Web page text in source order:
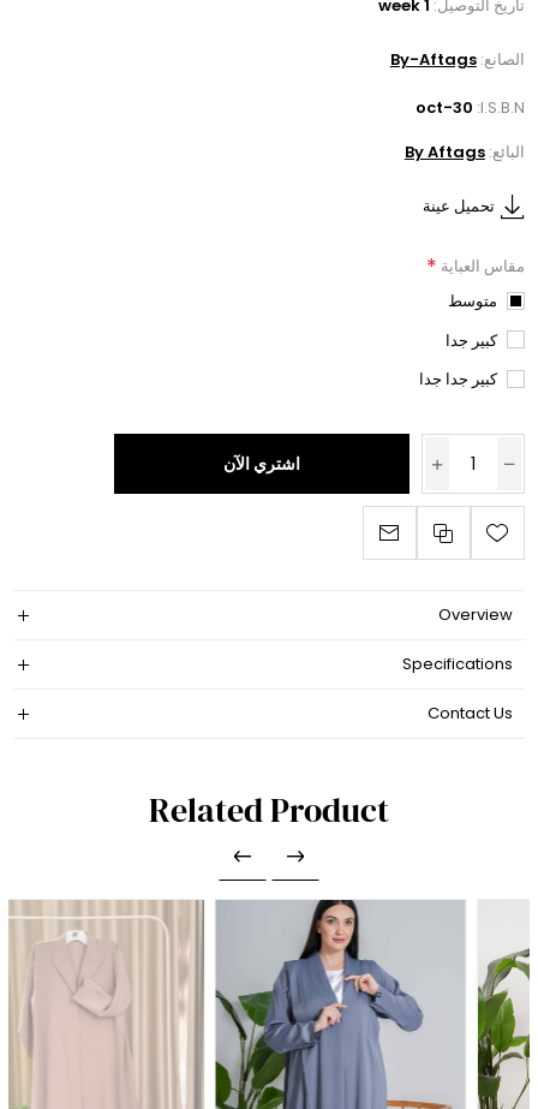
تاريخ التوصيل: 1 week
الصانع: By-Aftags
I.S.B.N:
oct-30
البائع: By Aftags
تحميل عينة
مقاس العباية *
متوسط
كبير جدا
كبير جدا جدا
اشتري الآن
Overview
Specifications
Contact Us
Related Product